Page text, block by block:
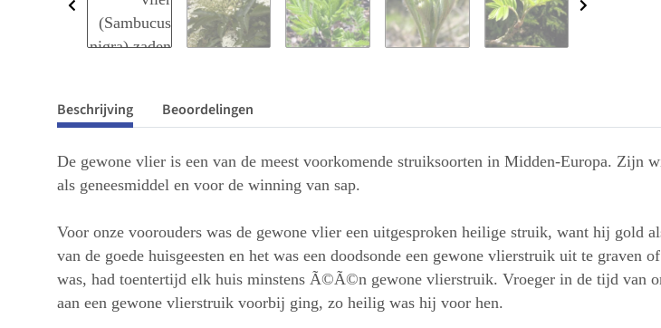
Beschrijving Beoordelingen
De gewone vlier is een van de meest voorkomende struiksoorten in Midden-Europa. Zijn
als geneesmiddel en voor de winning van sap.
Voor onze voorouders was de gewone vlier een uitgesproken heilige struik, want hij gold
van de goede huisgeesten en het was een doodsonde een gewone vlierstruik uit te
was, had toentertijd elk huis minstens Ã©Ã©n gewone vlierstruik. Vroeger in de tijd van
aan een gewone vlierstruik voorbij ging, zo heilig was hij voor hen.